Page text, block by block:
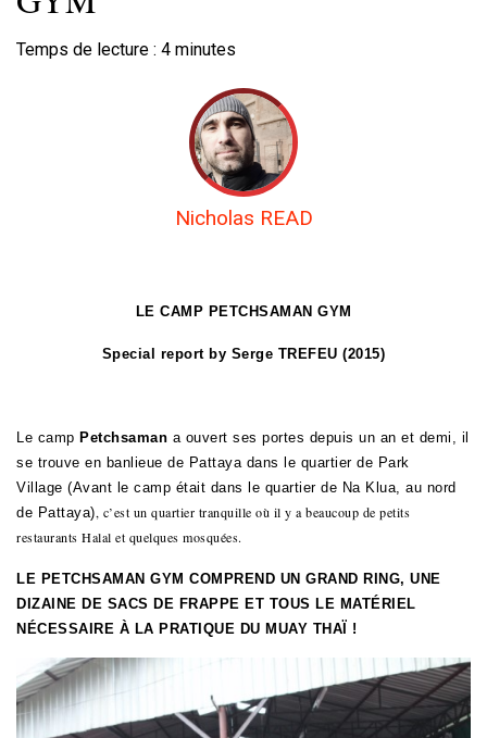
Temps de lecture : 4 minutes
Nicholas READ
LE CAMP PETCHSAMAN GYM
Special report by Serge TREFEU (2015)
Le camp Petchsaman a ouvert ses portes depuis un an et demi, il
se trouve en banlieue de Pattaya dans le quartier de Park
Village (Avant le camp était dans le quartier de Na Klua, au nord
de Pattaya), c’est un quartier tranquille où il y a beaucoup de petits
restaurants Halal et quelques mosquées.
LE PETCHSAMAN GYM COMPREND UN GRAND RING, UNE
DIZAINE DE SACS DE FRAPPE ET TOUS LE MATÉRIEL
NÉCESSAIRE À LA PRATIQUE DU MUAY THAÏ !